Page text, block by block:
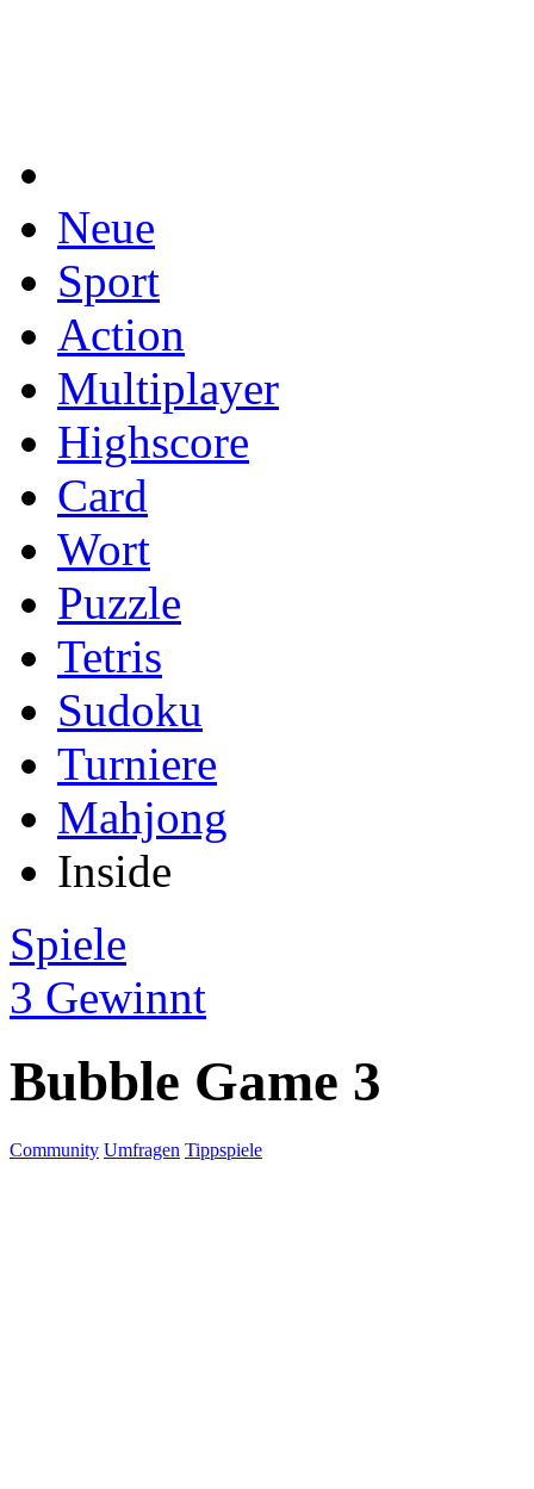
Neue
Sport
Action
Multiplayer
Highscore
Card
Wort
Puzzle
Tetris
Sudoku
Turniere
Mahjong
Inside
Spiele
3 Gewinnt
Bubble Game 3
Community Umfragen Tippspiele